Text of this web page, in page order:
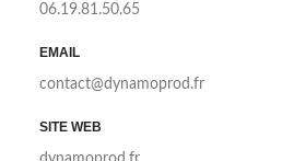
06.19.81.50.65
EMAIL
contact@dynamoprod.fr
SITE WEB